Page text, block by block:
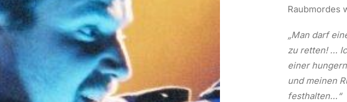
Raubmordes
„Man darf
zu retten! …
einer
und meinen
festhalten…“